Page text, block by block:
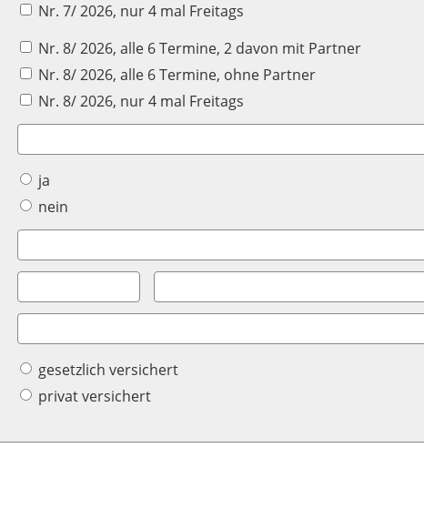
Nr. 7/ 2026, nur 4 mal Freitags
Nr. 8/ 2026, alle 6 Termine, 2 davon mit Partner
Nr. 8/ 2026, alle 6 Termine, ohne Partner
Nr. 8/ 2026, nur 4 mal Freitags
ja
nein
gesetzlich versichert
privat versichert